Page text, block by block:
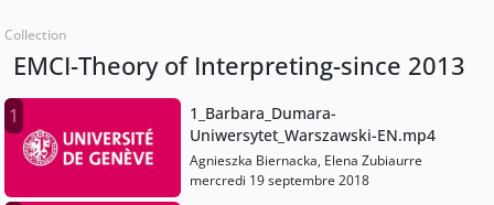
Collection
EMCI-Theory of Interpreting-since 2013
1
1_Barbara_Dumara-
Uniwersytet_Warszawski-EN.mp4
Agnieszka Biernacka, Elena Zubiaurre
mercredi 19 septembre 2018